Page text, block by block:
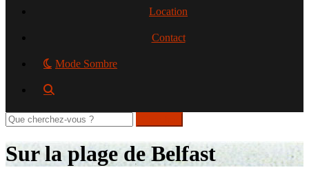
Location
Contact
Mode Sombre
Rechercher
sur
le
site
Sur la plage de Belfast